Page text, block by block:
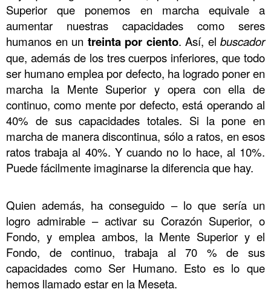
Superior que ponemos en marcha equivale a
aumentar nuestras capacidades como seres
humanos en un treinta por ciento. Así, el buscador
que, además de los tres cuerpos inferiores, que todo
ser humano emplea por defecto, ha logrado poner en
marcha la Mente Superior y opera con ella de
continuo, como mente por defecto, está operando al
40% de sus capacidades totales. Si la pone en
marcha de manera discontinua, sólo a ratos, en esos
ratos trabaja al 40%. Y cuando no lo hace, al 10%.
Puede fácilmente imaginarse la diferencia que hay.
Quien además, ha conseguido – lo que sería un
logro admirable – activar su Corazón Superior, o
Fondo, y emplea ambos, la Mente Superior y el
Fondo, de continuo, trabaja al 70 % de sus
capacidades como Ser Humano. Esto es lo que
hemos llamado estar en la Meseta.